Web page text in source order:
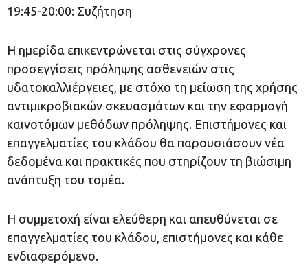
19:45-20:00: Συζήτηση
Η ημερίδα επικεντρώνεται στις σύγχρονες
προσεγγίσεις πρόληψης ασθενειών στις
υδατοκαλλιέργειες, με στόχο τη μείωση της χρήσης
αντιμικροβιακών σκευασμάτων και την εφαρμογή
καινοτόμων μεθόδων πρόληψης. Επιστήμονες και
επαγγελματίες του κλάδου θα παρουσιάσουν νέα
δεδομένα και πρακτικές που στηρίζουν τη βιώσιμη
ανάπτυξη του τομέα.
Η συμμετοχή είναι ελεύθερη και απευθύνεται σε
επαγγελματίες του κλάδου, επιστήμονες και κάθε
ενδιαφερόμενο.